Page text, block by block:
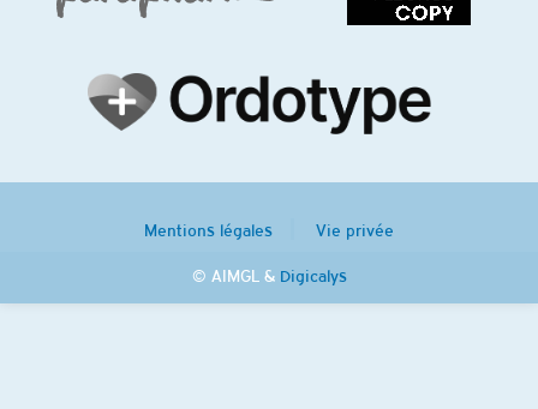
Mentions légales Vie privée
© AIMGL & Digicalys